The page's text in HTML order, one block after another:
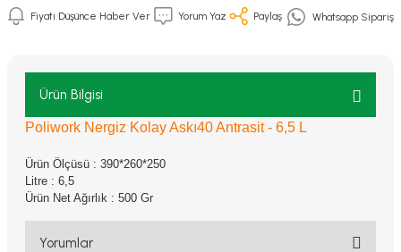
Fiyatı Düşünce Haber Ver Yorum Yaz Paylaş Whatsapp Sipariş
Ürün Bilgisi
Poliwork Nergiz Kolay Askı40 Antrasit - 6,5 L
Ürün Ölçüsü : 390*260*250
Litre : 6,5
Ürün Net Ağırlık : 500 Gr
Yorumlar